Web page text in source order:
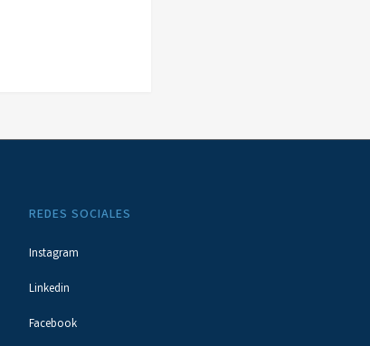
REDES SOCIALES
Instagram
Linkedin
Facebook